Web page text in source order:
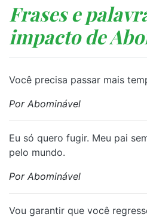
Frases e
impacto de
Você precisa passar mais
Por Abominável
Eu só quero fugir. Meu pai
pelo mundo.
Por Abominável
Vou garantir que você